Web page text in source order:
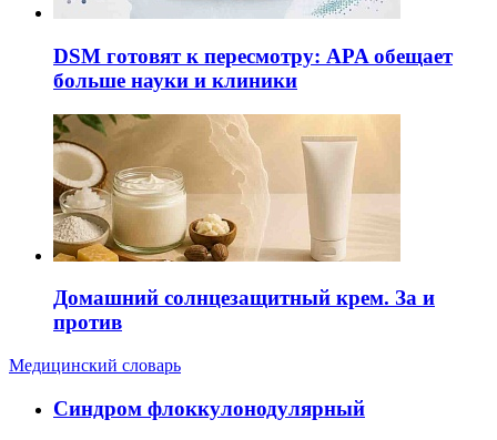
DSM готовят к пересмотру: APA обещает
больше науки и клиники
Домашний солнцезащитный крем. За и
против
Медицинский словарь
Cиндром флоккулонодулярный